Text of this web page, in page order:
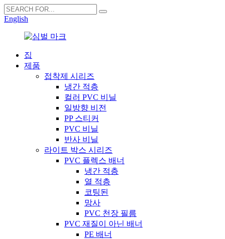
English
집
제품
접착제 시리즈
냉간 적층
컬러 PVC 비닐
일방향 비전
PP 스티커
PVC 비닐
반사 비닐
라이트 박스 시리즈
PVC 플렉스 배너
냉간 적층
열 적층
코팅된
망사
PVC 천장 필름
PVC 재질이 아닌 배너
PE 배너